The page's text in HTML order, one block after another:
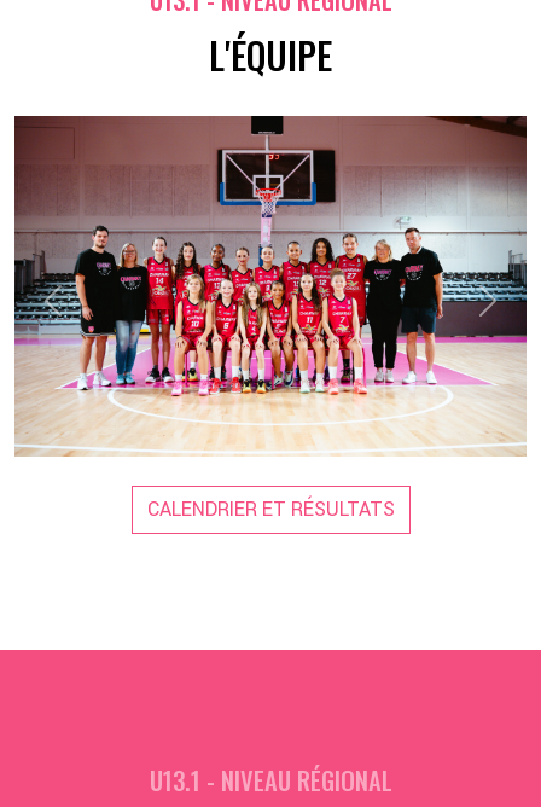
💦
L'ÉQUIPE
Previous Next
CALENDRIER ET RÉSULTATS
U13.1 - NIVEAU RÉGIONAL